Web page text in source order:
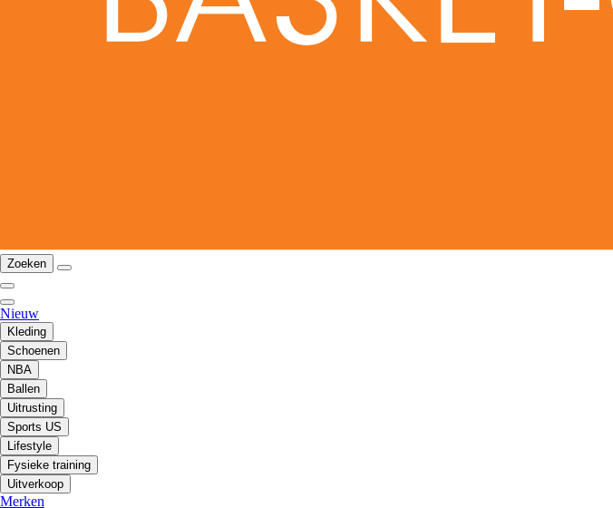
Zoeken
Nieuw
Kleding
Schoenen
NBA
Ballen
Uitrusting
Sports US
Lifestyle
Fysieke training
Uitverkoop
Merken